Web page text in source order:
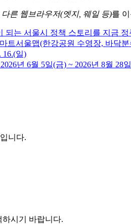
다른 웹브라우저(엣지, 웨일 등)를
니다.
하시기 바랍니다.